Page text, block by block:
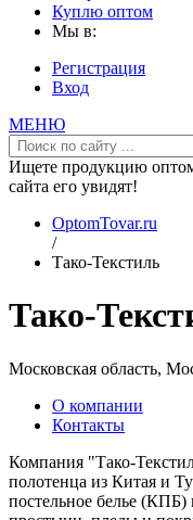
Куплю оптом
Мы в:
Регистрация
Вход
МЕНЮ
Ищете продукцию
сайта его увидят!
OptomTovar.ru
/
Тако-Текстиль
Тако-
Московская область,
О компании
Контакты
Компания "Тако-
полотенца из Китая и
постельное белье (КПБ)